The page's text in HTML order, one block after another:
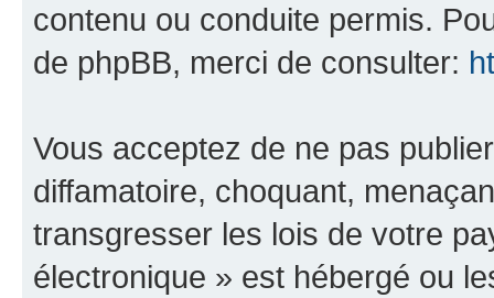
contenu ou conduite permis.
de phpBB, merci de consulter:
Vous acceptez de ne pas
diffamatoire, choquant,
transgresser les lois de votre
électronique » est hébergé ou